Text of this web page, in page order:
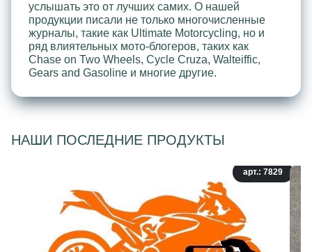
услышать это от лучших самих. О нашей
продукции писали не только многочисленные
журналы, такие как Ultimate Motorcycling, но и
ряд влиятельных мото-блогеров, таких как
Chase on Two Wheels, Cycle Cruza, Walteiffic,
Gears and Gasoline и многие другие.
НАШИ ПОСЛЕДНИЕ ПРОДУКТЫ
арт.: 7829